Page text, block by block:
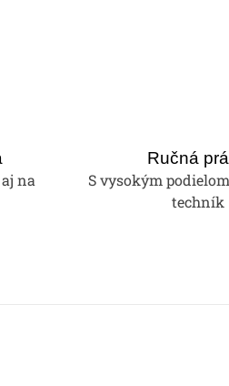
na
Ručná
S vysokým
techník